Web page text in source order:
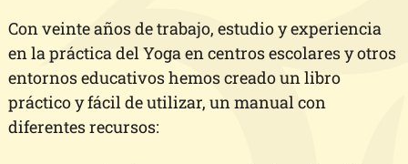
Con veinte años de trabajo, estudio y experiencia
en la práctica del Yoga en centros escolares y otros
entornos educativos hemos creado un libro
práctico y fácil de utilizar, un manual con
diferentes recursos: